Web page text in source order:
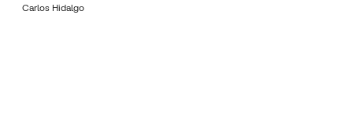
Carlos Hidalgo